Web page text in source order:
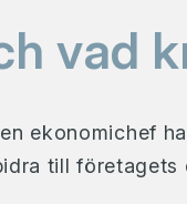
vad
ekonomichef
till företagets